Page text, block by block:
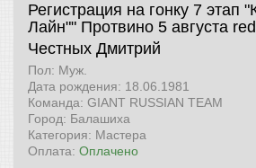
Регистрация на гонку 7 этап
Лайн"" Протвино 5 августа
Честных Дмитрий
Пол: Муж.
Дата рождения: 18.06.1981
Команда: GIANT RUSSIAN TEAM
Город: Балашиха
Категория: Мастера
Оплата: Оплачено